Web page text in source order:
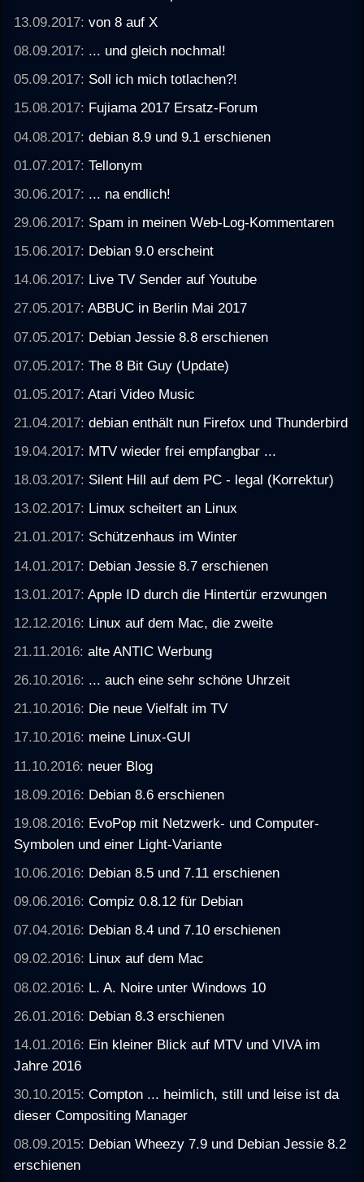
13.09.2017:von 8 auf X
08.09.2017: ... und gleich nochmal!
05.09.2017: Soll ich mich totlachen?!
15.08.2017: Fujiama 2017 Ersatz-Forum
04.08.2017:debian 8.9 und 9.1 erschienen
01.07.2017:Tellonym
30.06.2017: ... na endlich!
29.06.2017: Spam in meinen Web-Log-Kommentaren
15.06.2017: Debian 9.0 erscheint
14.06.2017: Live TV Sender auf Youtube
27.05.2017:ABBUC in Berlin Mai 2017
07.05.2017: Debian Jessie 8.8 erschienen
07.05.2017:The 8 Bit Guy (Update)
01.05.2017:Atari Video Music
21.04.2017:debian enthält nun Firefox und Thunderbird
19.04.2017: MTV wieder frei empfangbar ...
18.03.2017: Silent Hill auf dem PC - legal (Korrektur)
13.02.2017: Limux scheitert an Linux
21.01.2017: Schützenhaus im Winter
14.01.2017: Debian Jessie 8.7 erschienen
13.01.2017:Apple ID durch die Hintertür erzwungen
12.12.2016: Linux auf dem Mac, die zweite
21.11.2016:alte ANTIC Werbung
26.10.2016: ... auch eine sehr schöne Uhrzeit
21.10.2016: Die neue Vielfalt im TV
17.10.2016: meine Linux-GUI
11.10.2016: neuer Blog
18.09.2016: Debian 8.6 erschienen
19.08.2016: EvoPop mit Netzwerk- und Computer-
Symbolen und einer Light-Variante
10.06.2016: Debian 8.5 und 7.11 erschienen
09.06.2016:Compiz 0.8.12 für Debian
07.04.2016: Debian 8.4 und 7.10 erschienen
09.02.2016: Linux auf dem Mac
08.02.2016: L. A. Noire unter Windows 10
26.01.2016: Debian 8.3 erschienen
14.01.2016: Ein kleiner Blick auf MTV und VIVA im
Jahre 2016
30.10.2015:Compton ... heimlich, still und leise ist da
dieser Compositing Manager
08.09.2015: Debian Wheezy 7.9 und Debian Jessie 8.2
erschienen